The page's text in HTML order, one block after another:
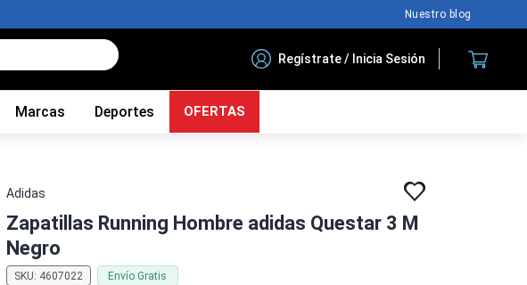
Nuestro blog
Regístrate / Inicia Sesión
Marcas Deportes OFERTAS
Adidas
Zapatillas Running Hombre adidas Questar 3 M
Negro
SKU: 4607022 Envío Gratis